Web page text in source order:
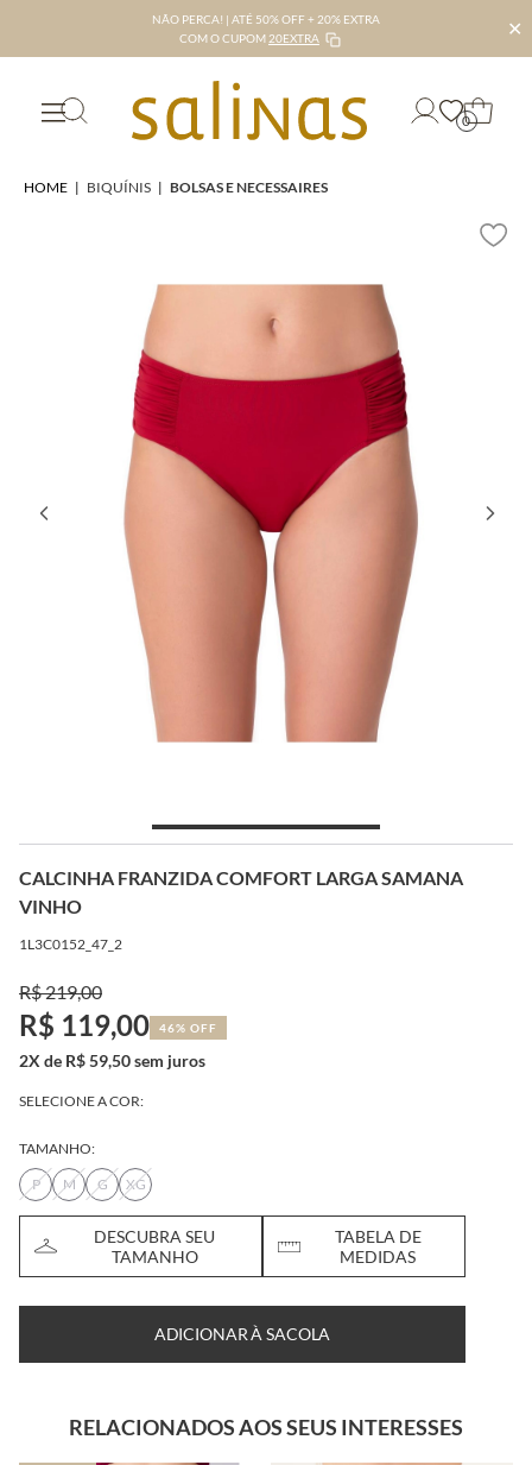
NÃO PERCA! | ATÉ 50% OFF + 20% EXTRA
COM O CUPOM 20EXTRA ✕
0
HOME | BIQUÍNIS | BOLSAS E NECESSAIRES
CALCINHA FRANZIDA COMFORT LARGA SAMANA
VINHO
1L3C0152_47_2
R$ 219,00
R$ 119,00 46% OFF
2X de R$ 59,50 sem juros
SELECIONE A COR:
TAMANHO:
P
M G XG
DESCUBRA SEU
TAMANHO
TABELA DE
MEDIDAS
ADICIONAR À SACOLA
RELACIONADOS AOS SEUS INTERESSES